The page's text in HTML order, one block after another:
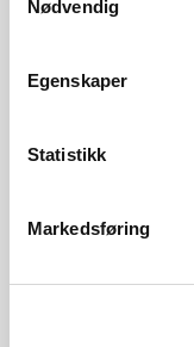
Nødvendig
Egenskaper
Statistikk
Markedsføring